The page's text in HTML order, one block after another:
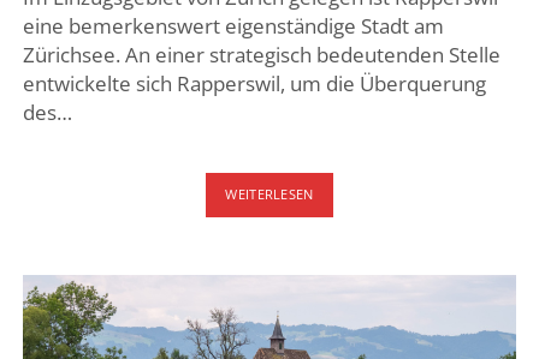
eine bemerkenswert eigenständige Stadt am
Zürichsee. An einer strategisch bedeutenden Stelle
entwickelte sich Rapperswil, um die Überquerung
des…
WEITERLESENRAPPERSWIL